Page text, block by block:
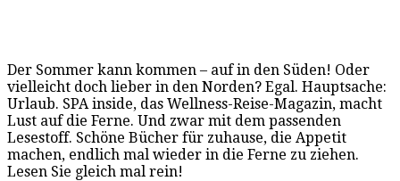
Der Sommer kann kommen – auf in den Süden! Oder
vielleicht doch lieber in den Norden? Egal. Hauptsache:
Urlaub. SPA inside, das Wellness-Reise-Magazin, macht
Lust auf die Ferne. Und zwar mit dem passenden
Lesestoff. Schöne Bücher für zuhause, die Appetit
machen, endlich mal wieder in die Ferne zu ziehen.
Lesen Sie gleich mal rein!